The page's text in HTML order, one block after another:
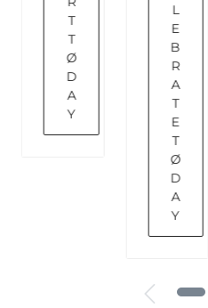
T
T
Ø
D
A
Y
L
E
B
R
A
T
E
T
Ø
D
A
Y